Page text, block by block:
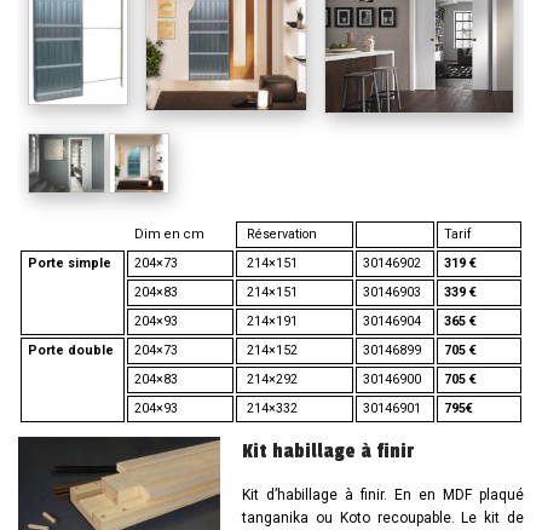
Dim en cm Réservation
Tarif
Porte simple
204×73 214×151 30146902
319 €
204×83
214×151 30146903
339 €
204×93
214×191 30146904
365 €
Porte double
204×73 214×152 30146899
705 €
204×83
214×292 30146900
705 €
204×93
214×332 30146901 795€
Kit habillage à finir
Kit d’habillage à finir. En en MDF plaqué
tanganika ou Koto recoupable. Le kit de